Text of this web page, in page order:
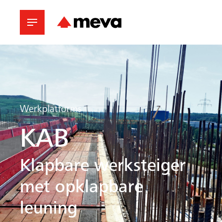
Werkplatforms
KAB
Klapbare werksteiger
met opklapbare
leuning